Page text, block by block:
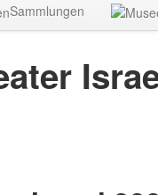
Sammlungen